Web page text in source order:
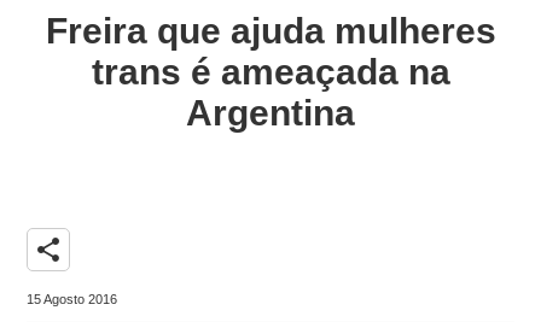
Freira que ajuda mulheres
trans é ameaçada na
Argentina
share
15 Agosto 2016